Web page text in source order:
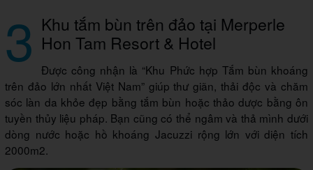
3 Khu tắm bùn trên đảo tại Merperle
Hon Tam Resort & Hotel
Được công nhận là “Khu Phức hợp Tắm bùn khoáng
trên đảo lớn nhất Việt Nam” giúp thư giãn, thải độc và chăm
sóc làn da khỏe đẹp bằng tắm bùn hoặc thảo dược bằng ôn
tuyền thủy liệu pháp. Bạn cũng có thể ngâm và thả mình dưới
dòng nước hoặc hồ khoáng Jacuzzi rộng lớn với diện tích
2000m2.